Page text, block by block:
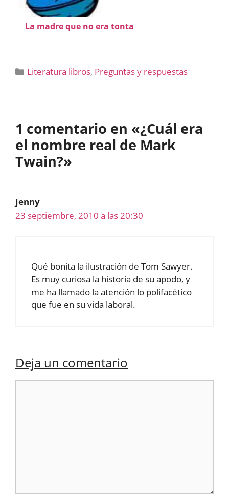
La madre que no era tonta
Categorías
Literatura libros, Preguntas y respuestas
1 comentario en «¿Cuál era
el nombre real de Mark
Twain?»
Jenny
23 septiembre, 2010 a las 20:30
Qué bonita la ilustración de Tom Sawyer.
Es muy curiosa la historia de su apodo, y
me ha llamado la atención lo polifacético
que fue en su vida laboral.
Deja un comentario